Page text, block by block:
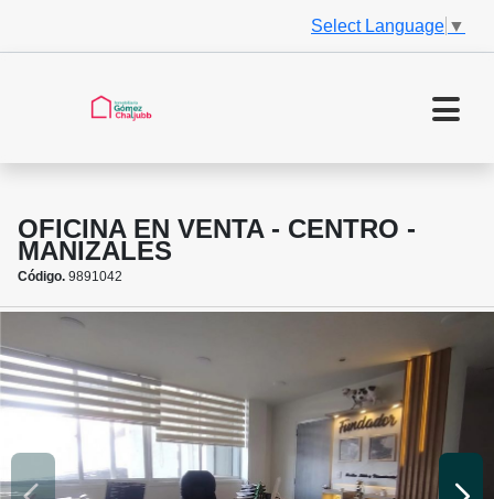
Select Language ▼
OFICINA EN VENTA - CENTRO -
MANIZALES
Código. 9891042